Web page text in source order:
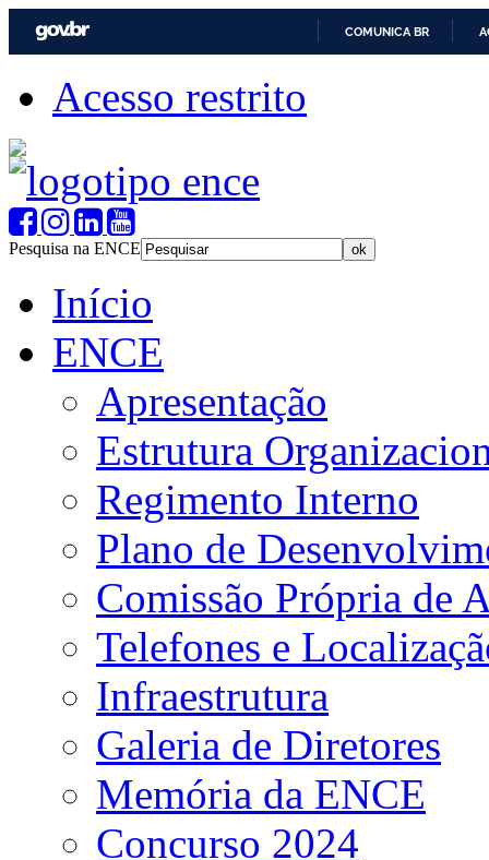
COMUNICA BR
Acesso restrito
Pesquisa na ENCE
Início
ENCE
Apresentação
Estrutura
Regimento Interno
Plano de
Comissão Própria de
Telefones e
Infraestrutura
Galeria de Diretores
Memória da ENCE
Concurso 2024